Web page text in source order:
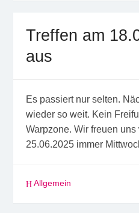
Treffen am
aus
Es passiert nur selten.
wieder so weit. Kein
Warpzone. Wir freuen
25.06.2025 immer
Allgemein